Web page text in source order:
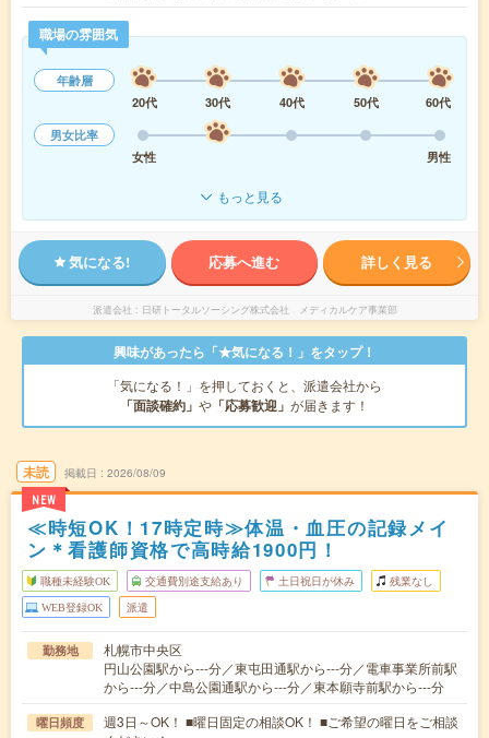
職場の雰囲気
年齢層
20代
30代 40代 50代
60代
男女比率
女性
男性
もっと見る
気になる! 応募へ進む 詳しく見る
派遣会社 日研トータルソーシング株式会社 メディカルケア事業部
興味があったら「★気になる！」をタップ！
「気になる！」を押しておくと、派遣会社から
「面談確約」 や 「応募歓迎」 が届きます！
未読
NEW
掲載日 2026/08/09
≪時短OK！17時定時≫体温・血圧の記録メイ
ン＊看護師資格で高時給1900円！
職種未経験OK 交通費別途支給あり 土日祝日が休み 残業なし
WEB登録OK 派遣
勤務地
札幌市中央区
円山公園駅から---分／東屯田通駅から---分／電車事業所前駅
から---分／中島公園通駅から---分／東本願寺前駅から---分
曜日頻度
週3日～OK！ ■曜日固定の相談OK！ ■ご希望の曜日をご相談